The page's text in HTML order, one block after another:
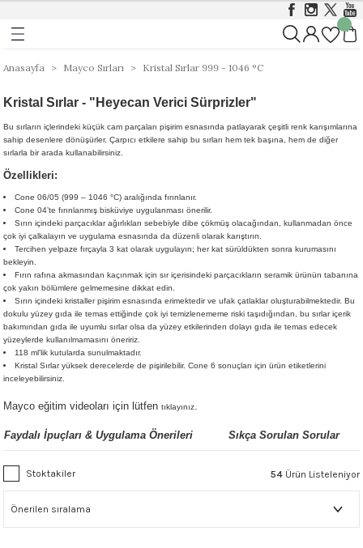
999 - 1305 °C
999-1305 °C
999 - 1046 °C
Foundations Sırları 999 - 1046
Opak
Mat
- 1046 °C
1046 °C
°C
Stoneware 1186 - 1305 °C
Stoneware Klasik, Kristal ve Mat Sırlar
Stoneware Parlak (Gloss) Sırlar
Stoneware Engobe
Ritual Glaze - Melt Gloop
1305 °C
Sırlar 1030 - 1050 °C
Sırlar 1190 - 1230 °C
1030°C – 1050°C
- 1230 °C
Anasayfa Mayco Sırları Kristal Sırlar 999 - 1046 °C
Kristal Sırlar - "Heyecan Verici Sürprizler"
Bu sırların içlerindeki küçük cam parçaları pişirim esnasında patlayarak çeşitli renk karışımlarına
sahip desenlere dönüşürler. Çarpıcı etkilere sahip bu sırları hem tek başına, hem de diğer
sırlarla bir arada kullanabilirsiniz.
Özellikleri:
Cone 06/05 (999 – 1046 °C) aralığında fırınlanır.
Cone 04’te fırınlanmış bisküviye uygulanması önerilir.
Sırın içindeki parçacıklar ağırlıkları sebebiyle dibe çökmüş olacağından, kullanmadan önce
çok iyi çalkalayın ve uygulama esnasında da düzenli olarak karıştırın.
Tercihen yelpaze fırçayla 3 kat olarak uygulayın; her kat sürüldükten sonra kurumasını
bekleyin.
Fırın rafına akmasından kaçınmak için sır içerisindeki parçacıkların seramik ürünün tabanına
çok yakın bölümlere gelmemesine dikkat edin.
Sırın içindeki kristaller pişirim esnasında erimektedir ve ufak çatlaklar oluşturabilmektedir. Bu
dokulu yüzey gıda ile temas ettiğinde çok iyi temizlenememe riski taşıdığından, bu sırlar içerik
bakımından gıda ile uyumlu sırlar olsa da yüzey etkilerinden dolayı gıda ile temas edecek
yüzeylerde kullanılmamasını öneririz.
118 ml'lik kutularda sunulmaktadır.
Kristal Sırlar yüksek derecelerde de pişirilebilir. Cone 6 sonuçları için ürün etiketlerini
inceleyebilirsiniz.
Mayco eğitim videoları için lütfen tıklayınız.
Faydalı İpuçları & Uygulama Önerileri Sıkça Sorulan Sorular
Stoktakiler 54 Ürün Listeleniyor